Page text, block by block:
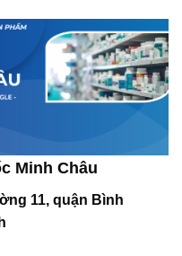
Minh Châu
11, quận Bình